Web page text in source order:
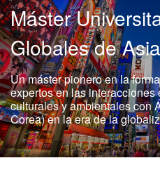
Máster
Globales de
Un máster pionero en la
expertos en las
culturales y ambientales con
Corea) en la era de la